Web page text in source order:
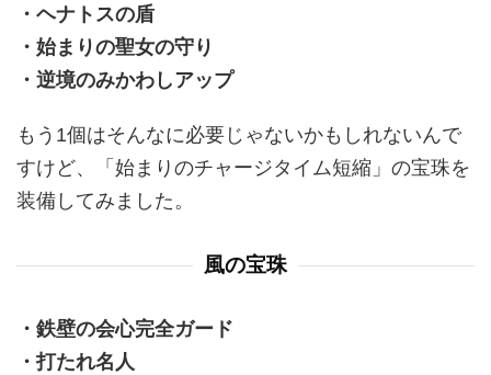
・ヘナトスの盾
・始まりの聖女の守り
・逆境のみかわしアップ
もう1個はそんなに必要じゃないかもしれないんで
すけど、「始まりのチャージタイム短縮」の宝珠を
装備してみました。
風の宝珠
・鉄壁の会心完全ガード
・打たれ名人